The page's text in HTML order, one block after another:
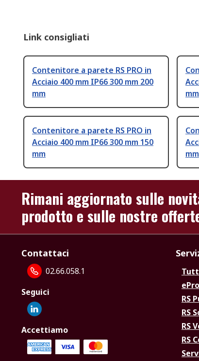
Link consigliati
Contenitore a parete RS PRO in
Acciaio 400 mm IP66 300 mm 200
mm
mm
Contenitore a parete RS PRO in
Acciaio 400 mm IP66 300 mm 150
mm
mm
Rimani aggiornato sulle
prodotto e sulle nostre
Contattaci
02.66.058.1
Seguici
Accettiamo
RS
RS
RS
RS